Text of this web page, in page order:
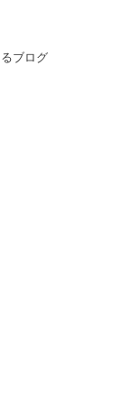
ブログ